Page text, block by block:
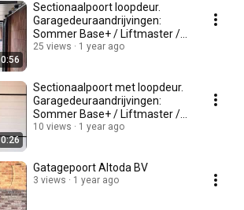
0:56
Sectionaalpoort loopdeur.
Garagedeuraandrijvingen:
Sommer Base+ / Liftmaster /
Marantec / Somfy
25 views 1 year ago
0:26
Sectionaalpoort met loopdeur.
Garagedeuraandrijvingen:
Sommer Base+ / Liftmaster /
Marantec / Somfy
10 views 1 year ago
Gatagepoort Altoda BV
3 views 1 year ago